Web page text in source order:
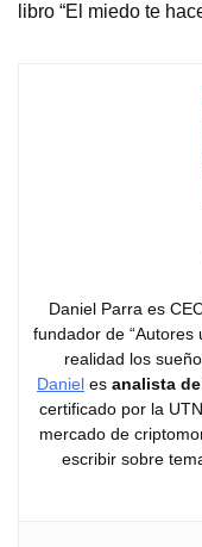
libro “El miedo te
Daniel Parra es
fundador de “Autores
realidad los
Daniel es analista
certificado por la
mercado de
escribir sobre